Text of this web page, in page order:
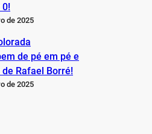
0!
de 2025
de pé em pé e
Rafael Borré!
de 2025